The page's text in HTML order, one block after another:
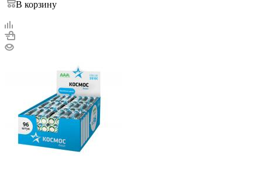
В корзину